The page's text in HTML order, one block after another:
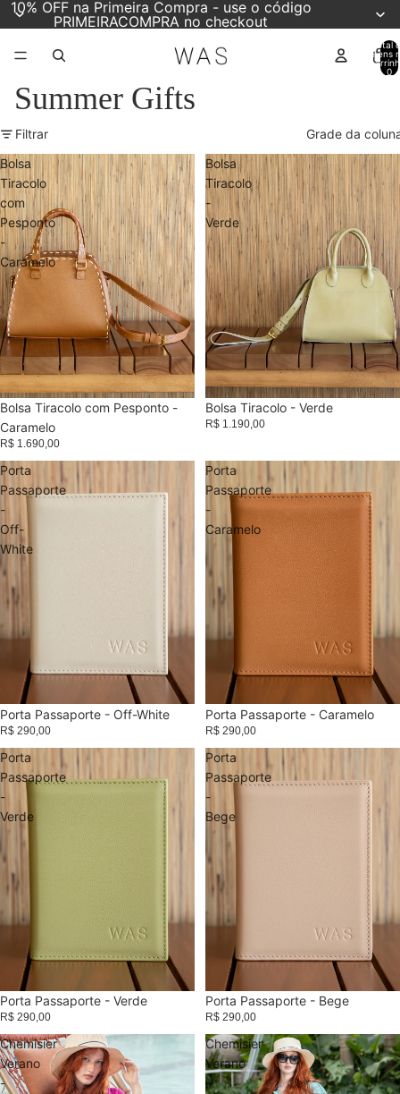
10% OFF na Primeira Compra - use o código
PRIMEIRACOMPRA no checkout
Total
itens
0
Summer Gifts
Filtrar
Grade da
Bolsa
Tiracolo
com
Pesponto
-
Caramelo
Bolsa Tiracolo com Pesponto -
Caramelo
R$ 1.690,00
Bolsa
Tiracolo
-
Verde
Bolsa Tiracolo - Verde
R$ 1.190,00
Porta
Passaporte
-
Off-
White
Porta Passaporte - Off-White
R$ 290,00
Porta
Passaporte
-
Caramelo
Porta Passaporte - Caramelo
R$ 290,00
Porta
Passaporte
-
Verde
Esgotado
Porta Passaporte - Verde
R$ 290,00
Porta
Passaporte
-
Bege
Porta Passaporte - Bege
R$ 290,00
Chemisier
Verano
-
Chemisier
Verano
-